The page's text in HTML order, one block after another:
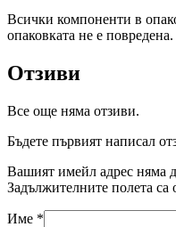
Всички компоненти в
опаковката не е повредена.
Отзиви
Все още няма отзиви.
Бъдете първият написал
Вашият имейл адрес няма
Задължителните полета са
Име *